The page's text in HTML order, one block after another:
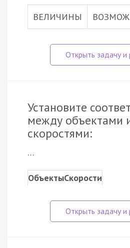
ВЕЛИЧИНЫ
Установите
между объектами
скоростями:
…
ОбъектыСкорости